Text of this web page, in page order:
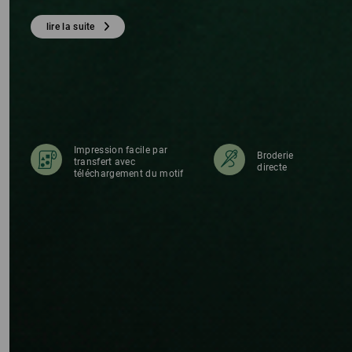
lire la suite
Impression facile par
transfert avec
téléchargement du motif
Broderie
directe